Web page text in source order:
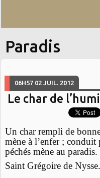
Paradis
06H57 02 JUIL. 2012
Le char de
Un char rempli de
mène à l’enfer ;
péchés mène au paradis.
Saint Grégoire de Nysse.